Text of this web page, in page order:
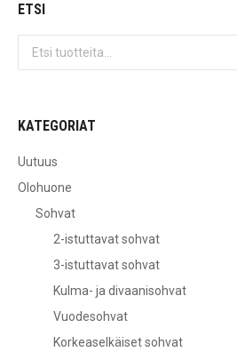
ETSI
KATEGORIAT
Uutuus
Olohuone
Sohvat
2-istuttavat sohvat
3-istuttavat sohvat
Kulma- ja divaanisohvat
Vuodesohvat
Korkeaselkäiset sohvat